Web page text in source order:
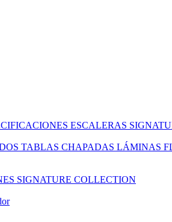
ESCALERAS
TABLAS CHAPADAS LÁMINAS
SIGNATURE COLLECTION